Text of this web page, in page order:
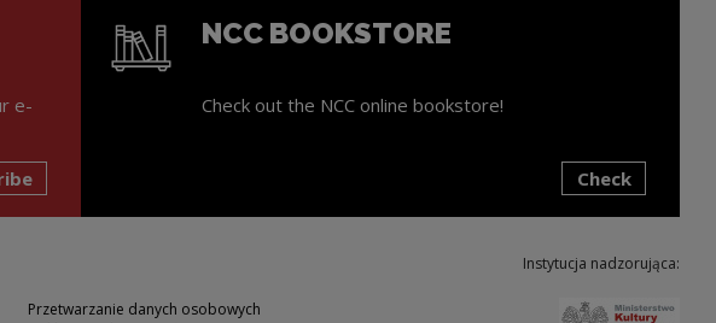
e-
NCC BOOKSTORE
Check out the NCC online bookstore!
Check
Przetwarzanie danych osobowych
Instytucja nadzorująca: